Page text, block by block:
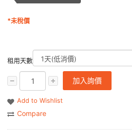
*未稅價
租用天數
加入詢價
Add to Wishlist
Compare